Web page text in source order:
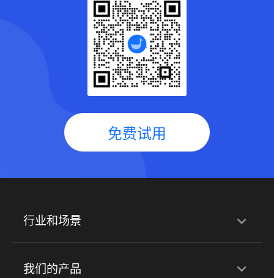
免费试用
行业和场景
行业解决方案
我们的产品